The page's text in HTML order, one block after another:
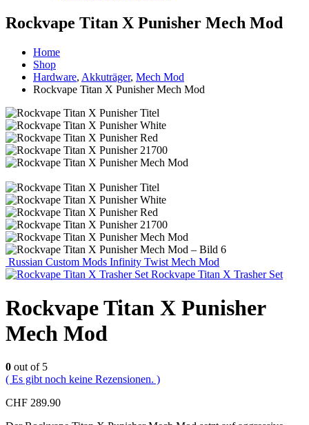
Rockvape Titan X Punisher Mech Mod
Home
Shop
Hardware, Akkuträger, Mech Mod
Rockvape Titan X Punisher Mech Mod
Russian Custom Mods Infinity Twist Mech Mod
Rockvape Titan X Trasher Set
Rockvape Titan X Punisher
Mech Mod
0 out of 5
( Es gibt noch keine Rezensionen. )
CHF 289.90